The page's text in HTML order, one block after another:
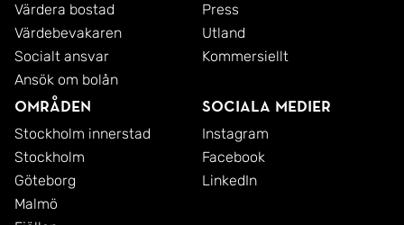
Värdera bostad
Värdebevakaren
Socialt ansvar
Ansök om bolån
Press
Utland
Kommersiellt
Områden
Stockholm innerstad
Stockholm
Göteborg
Malmö
Sociala medier
Instagram
Facebook
LinkedIn